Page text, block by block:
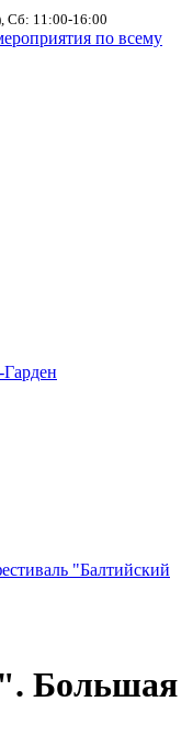
Сб: 11:00-16:00
по всему
"Балтийский
Большая